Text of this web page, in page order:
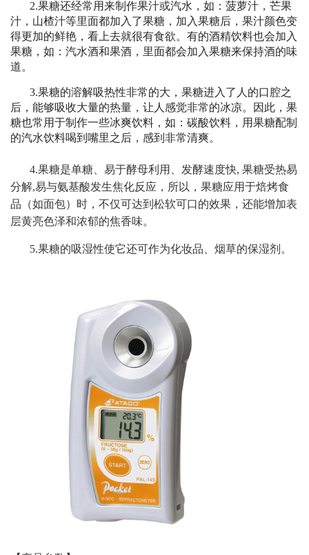
2.果糖还经常用来制作果汁或汽水，如：菠萝汁，芒果
汁，山楂汁等里面都加入了果糖，加入果糖后，果汁颜色变
得更加的鲜艳，看上去就很有食欲。有的酒精饮料也会加入
果糖，如：汽水酒和果酒，里面都会加入果糖来保持酒的味
道。
3.果糖的溶解吸热性非常的大，果糖进入了人的口腔之
后，能够吸收大量的热量，让人感觉非常的冰凉。因此，果
糖也常用于制作一些冰爽饮料，如：碳酸饮料，用果糖配制
的汽水饮料喝到嘴里之后，感到非常清爽。
4.果糖是单糖、易于酵母利用、发酵速度快, 果糖受热易
分解,易与氨基酸发生焦化反应，所以，果糖应用于焙烤食
品（如面包）时，不仅可达到松软可口的效果，还能增加表
层黄亮色泽和浓郁的焦香味。
5.果糖的吸湿性使它还可作为化妆品、烟草的保湿剂。